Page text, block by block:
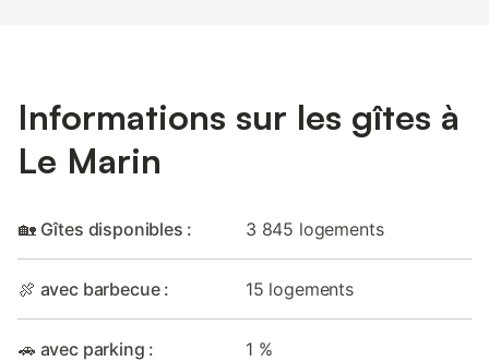
Informations sur les gîtes à
Le Marin
🏡 Gîtes disponibles : 3 845 logements
🍖 avec barbecue : 15 logements
🚗 avec parking : 1 %